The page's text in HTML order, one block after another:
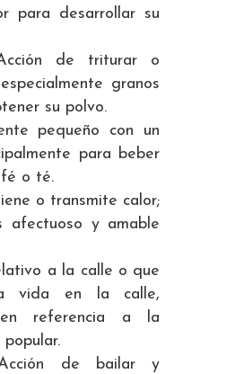
para desarrollar su
de triturar o
granos
su polvo.
pequeño con un
para beber
o té.
o transmite calor;
afectuoso y amable
a la calle o que
vida en la calle,
en referencia a la
de bailar y